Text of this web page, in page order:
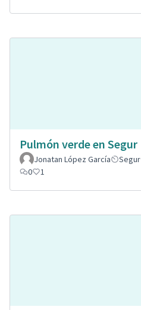
Pulmón verde en Segur
Jonatan López García
Segur
0
1